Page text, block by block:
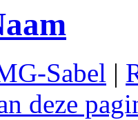
Sabel |
deze